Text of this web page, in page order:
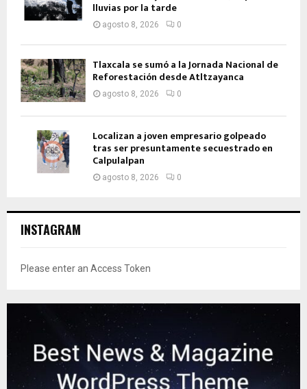
lluvias por la tarde
agosto 8, 2026 0
Tlaxcala se sumó a la Jornada Nacional de
Reforestación desde Atltzayanca
agosto 8, 2026 0
Localizan a joven empresario golpeado
tras ser presuntamente secuestrado en
Calpulalpan
agosto 8, 2026 0
INSTAGRAM
Please enter an Access Token